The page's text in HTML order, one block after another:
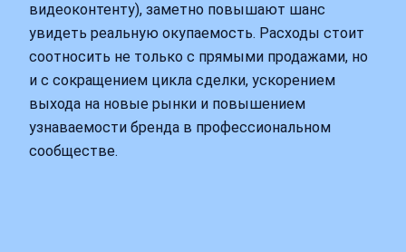
видеоконтенту), заметно повышают шанс
увидеть реальную окупаемость. Расходы стоит
соотносить не только с прямыми продажами, но
и с сокращением цикла сделки, ускорением
выхода на новые рынки и повышением
узнаваемости бренда в профессиональном
сообществе.